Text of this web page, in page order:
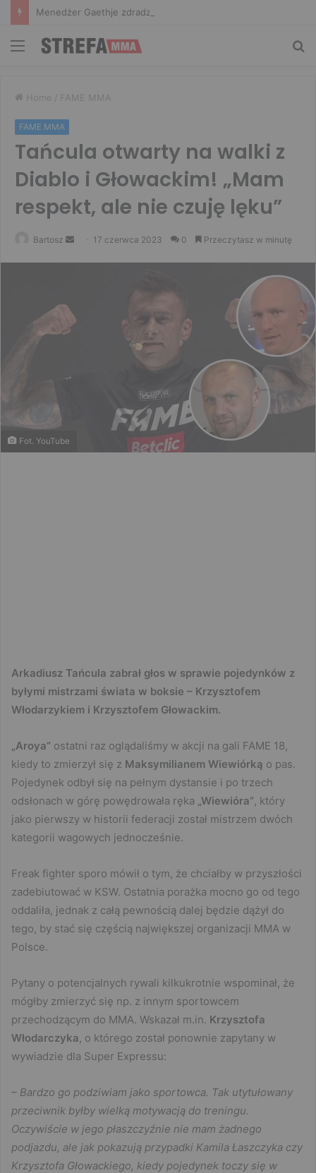
Menu
Home / FAME MMA
FAME MMA
Tańcula otwarty na walki z
Diablo i Głowackim! „Mam
respekt, ale nie czuję lęku”
Bartosz
Send 17 czerwca 2023 0 Przeczytasz w minutę
Fot. YouTube
Arkadiusz Tańcula zabrał głos w sprawie pojedynków z
byłymi mistrzami świata w boksie – Krzysztofem
Włodarzykiem i Krzysztofem Głowackim.
„Aroya” ostatni raz oglądaliśmy w akcji na gali FAME 18,
kiedy to zmierzył się z Maksymilianem Wiewiórką o pas.
Pojedynek odbył się na pełnym dystansie i po trzech
odsłonach w górę powędrowała ręka „Wiewióra”, który
jako pierwszy w historii federacji został mistrzem dwóch
kategorii wagowych jednocześnie.
Freak fighter sporo mówił o tym, że chciałby w przyszłości
zadebiutować w KSW. Ostatnia porażka mocno go od tego
oddaliła, jednak z całą pewnością dalej będzie dążył do
tego, by stać się częścią największej organizacji MMA w
Polsce.
Pytany o potencjalnych rywali kilkukrotnie wspominał, że
mógłby zmierzyć się np. z innym sportowcem
przechodzącym do MMA. Wskazał m.in. Krzysztofa
Włodarczyka, o którego został ponownie zapytany w
wywiadzie dla Super Expressu:
– Bardzo go podziwiam jako sportowca. Tak utytułowany
przeciwnik byłby wielką motywacją do treningu.
Oczywiście w jego płaszczyźnie nie mam żadnego
podjazdu, ale jak pokazują przypadki Kamila Łaszczyka czy
Krzysztofa Głowackiego, kiedy pojedynek toczy się w